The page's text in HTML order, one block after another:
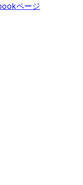
ページ